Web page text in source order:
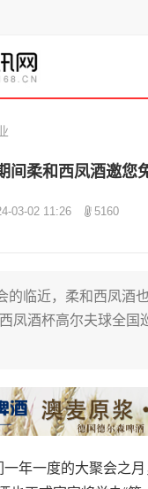
间柔和西凤酒邀您
03-02 11:26 5160
的临近，柔和西凤酒
凤酒杯高尔夫球全国
年一度的大聚会之